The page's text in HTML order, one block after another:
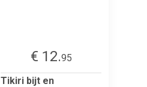
€ 12.95
Tikiri bijt en